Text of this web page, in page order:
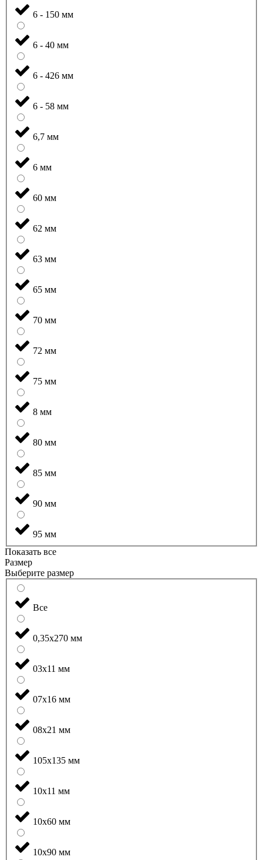
6 - 150 мм
6 - 40 мм
6 - 426 мм
6 - 58 мм
6,7 мм
6 мм
60 мм
62 мм
63 мм
65 мм
70 мм
72 мм
75 мм
8 мм
80 мм
85 мм
90 мм
95 мм
Показать все
Размер
Выберите размер
Все
0,35x270 мм
03x11 мм
07x16 мм
08x21 мм
105x135 мм
10x11 мм
10x60 мм
10x90 мм